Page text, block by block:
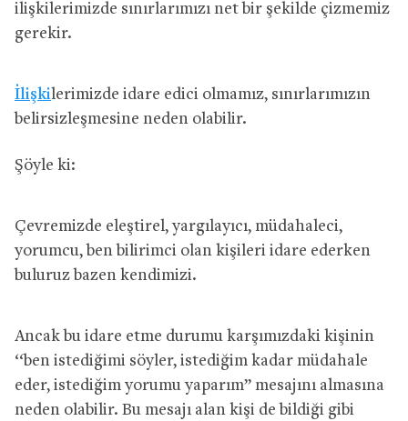
ilişkilerimizde sınırlarımızı net bir şekilde çizmemiz
gerekir.
İlişkilerimizde idare edici olmamız, sınırlarımızın
belirsizleşmesine neden olabilir.
Şöyle ki:
Çevremizde eleştirel, yargılayıcı, müdahaleci,
yorumcu, ben bilirimci olan kişileri idare ederken
buluruz bazen kendimizi.
Ancak bu idare etme durumu karşımızdaki kişinin
‘‘ben istediğimi söyler, istediğim kadar müdahale
eder, istediğim yorumu yaparım’’ mesajını almasına
neden olabilir. Bu mesajı alan kişi de bildiği gibi